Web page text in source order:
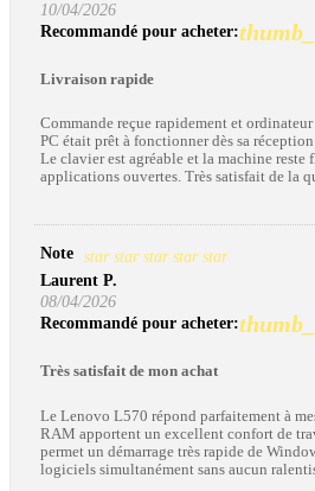
10/04/2026
Recommandé pour acheter:
Livraison rapide
Commande reçue rapidement et
PC était prêt à fonctionner dès sa
Le clavier est agréable et la machine reste
applications ouvertes. Très satisfait de la
Note star star star star star
Laurent P.
08/04/2026
Recommandé pour acheter:
Très satisfait de mon achat
Le Lenovo L570 répond parfaitement à
RAM apportent un excellent confort de
permet un démarrage très rapide de
logiciels simultanément sans aucun